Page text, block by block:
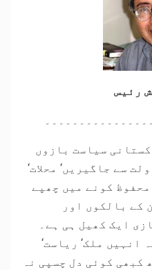
رئیس
سیاست بازوں
سے جاگیریں‘ محلات‘
کونے میں چھپے
کے بالکوں اور
ایک کھیل ہی ہے۔
انہیں ملک‘ ریاست‘
کبھی کوئی دل چسپی نہ